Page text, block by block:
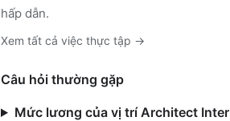
hấp dẫn.
Xem tất cả việc thực tập →
Câu hỏi thường gặp
Mức lương của vị trí Architect